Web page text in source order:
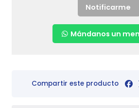
Notificarme
Mándanos un
Compartir este producto